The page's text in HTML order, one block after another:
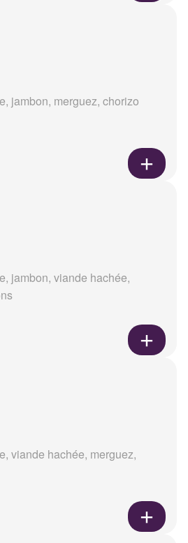
jambon, merguez, chorizo
jambon, viande hachée,
viande hachée, merguez,